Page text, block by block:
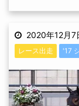
2020年12月7
レース出走 '17